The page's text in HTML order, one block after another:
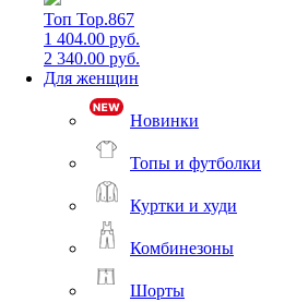
Топ Top.867
1 404.00 руб.
2 340.00 руб.
Для женщин
Новинки
Топы и футболки
Куртки и худи
Комбинезоны
Шорты